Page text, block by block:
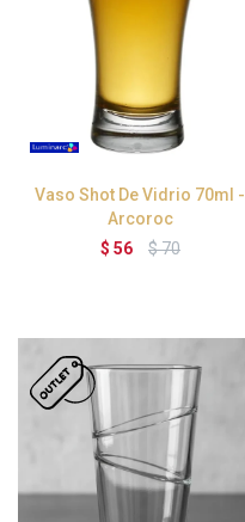
Vaso Shot De Vidrio 70ml -
Arcoroc
$ 56 $70